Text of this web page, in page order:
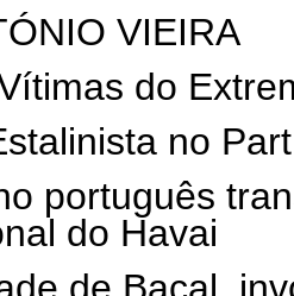
VIEIRA
do
no
português
do Havai